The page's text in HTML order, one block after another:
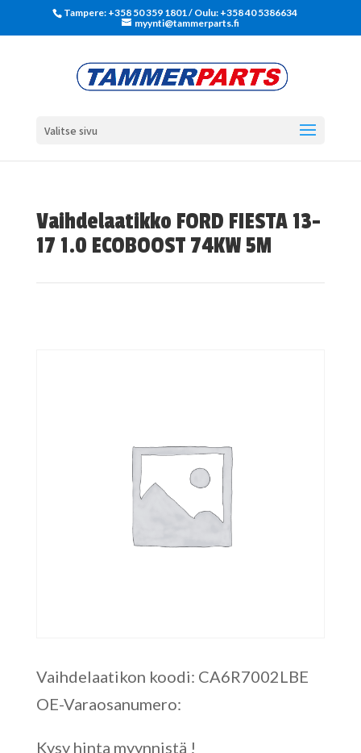
Tampere: +358 50 359 1801‬ / Oulu: +358 40 5386634
myynti@tammerparts.fi
Valitse sivu
Vaihdelaatikko FORD FIESTA 13-
17 1.0 ECOBOOST 74KW 5M
Vaihdelaatikon koodi: CA6R7002LBE
OE-Varaosanumero:
Kysy hinta myynnistä !